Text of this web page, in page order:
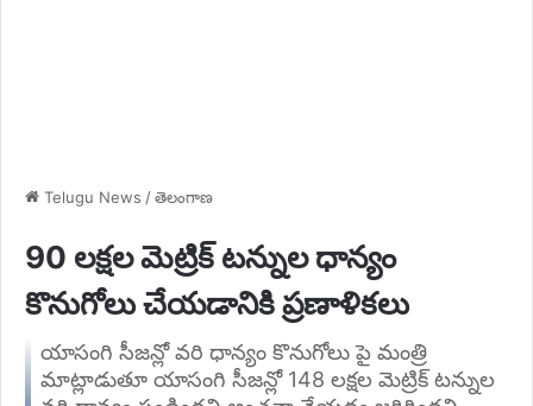
Telugu News /తెలంగాణ
90 లక్షల మెట్రిక్ టన్నుల ధాన్యం
కొనుగోలు చేయడానికి ప్రణాళికలు
యాసంగి సీజన్లో వరి ధాన్యం కొనుగోలు పై మంత్రి
మాట్లాడుతూ యాసంగి సీజన్లో 148 లక్షల మెట్రిక్ టన్నుల